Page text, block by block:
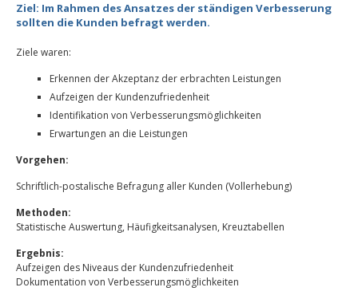
Ziel: Im Rahmen des Ansatzes der ständigen Verbesserung
sollten die Kunden befragt werden.
Ziele waren:
Erkennen der Akzeptanz der erbrachten Leistungen
Aufzeigen der Kundenzufriedenheit
Identifikation von Verbesserungsmöglichkeiten
Erwartungen an die Leistungen
Vorgehen:
Schriftlich-postalische Befragung aller Kunden (Vollerhebung)
Methoden:
Statistische Auswertung, Häufigkeitsanalysen, Kreuztabellen
Ergebnis:
Aufzeigen des Niveaus der Kundenzufriedenheit
Dokumentation von Verbesserungsmöglichkeiten